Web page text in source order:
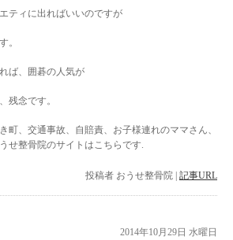
ティに出ればいいのですが
。
ば、囲碁の人気が
残念です。
町、交通事故、自賠責、お子様連れのママさん、
せ整骨院のサイトはこちらです.
投稿者 おうせ整骨院 | 記事URL
2014年10月29日 水曜日